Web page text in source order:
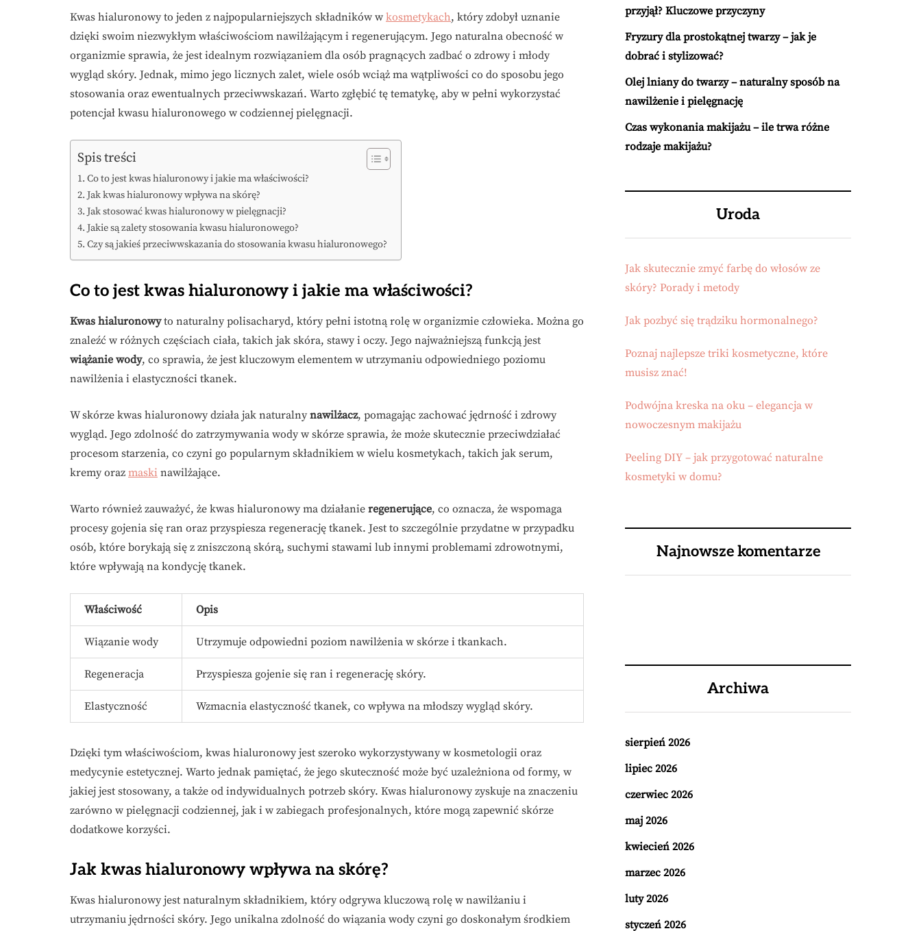
Kwas hialuronowy to jeden z najpopularniejszych składników w kosmetykach, który zdobył uznanie
dzięki swoim niezwykłym właściwościom nawilżającym i regenerującym. Jego naturalna obecność w
organizmie sprawia, że jest idealnym rozwiązaniem dla osób pragnących zadbać o zdrowy i młody
wygląd skóry. Jednak, mimo jego licznych zalet, wiele osób wciąż ma wątpliwości co do sposobu jego
stosowania oraz ewentualnych przeciwwskazań. Warto zgłębić tę tematykę, aby w pełni wykorzystać
potencjał kwasu hialuronowego w codziennej pielęgnacji.
Spis treści
Co to jest kwas hialuronowy i jakie ma właściwości?
Jak kwas hialuronowy wpływa na skórę?
Jak stosować kwas hialuronowy w pielęgnacji?
Jakie są zalety stosowania kwasu hialuronowego?
Czy są jakieś przeciwwskazania do stosowania kwasu hialuronowego?
Co to jest kwas hialuronowy i jakie ma właściwości?
Kwas hialuronowyto naturalny polisacharyd, który pełni istotną rolę w organizmie człowieka. Można go
znaleźć w różnych częściach ciała, takich jak skóra, stawy i oczy. Jego najważniejszą funkcją jest
wiążanie wody, co sprawia, że jest kluczowym elementem w utrzymaniu odpowiedniego poziomu
nawilżenia i elastyczności tkanek.
W skórze kwas hialuronowy działa jak naturalny nawilżacz, pomagając zachować jędrność i zdrowy
wygląd. Jego zdolność do zatrzymywania wody w skórze sprawia, że może skutecznie przeciwdziałać
procesom starzenia, co czyni go popularnym składnikiem w wielu kosmetykach, takich jak serum,
kremy oraz maski nawilżające.
Warto również zauważyć, że kwas hialuronowy ma działanie regenerujące, co oznacza, że wspomaga
procesy gojenia się ran oraz przyspiesza regenerację tkanek. Jest to szczególnie przydatne w przypadku
osób, które borykają się z zniszczoną skórą, suchymi stawami lub innymi problemami zdrowotnymi,
które wpływają na kondycję tkanek.
Właściwość Opis
Wiązanie wody Utrzymuje odpowiedni poziom nawilżenia w skórze i tkankach.
Regeneracja Przyspiesza gojenie się ran i regenerację skóry.
Elastyczność Wzmacnia elastyczność tkanek, co wpływa na młodszy wygląd skóry.
Dzięki tym właściwościom, kwas hialuronowy jest szeroko wykorzystywany w kosmetologii oraz
medycynie estetycznej. Warto jednak pamiętać, że jego skuteczność może być uzależniona od formy, w
jakiej jest stosowany, a także od indywidualnych potrzeb skóry. Kwas hialuronowy zyskuje na znaczeniu
zarówno w pielęgnacji codziennej, jak i w zabiegach profesjonalnych, które mogą zapewnić skórze
dodatkowe korzyści.
Jak kwas hialuronowy wpływa na skórę?
Kwas hialuronowy jest naturalnym składnikiem, który odgrywa kluczową rolę w nawilżaniu i
utrzymaniu jędrności skóry. Jego unikalna zdolność do wiązania wody czyni go doskonałym środkiem
przyjął? Kluczowe przyczyny
Fryzury dla prostokątnej twarzy – jak je
dobrać i stylizować?
Olej lniany do twarzy – naturalny sposób na
nawilżenie i pielęgnację
Czas wykonania makijażu – ile trwa różne
rodzaje makijażu?
Uroda
Jak skutecznie zmyć farbę do włosów ze
skóry? Porady i metody
Jak pozbyć się trądziku hormonalnego?
Poznaj najlepsze triki kosmetyczne, które
musisz znać!
Podwójna kreska na oku – elegancja w
nowoczesnym makijażu
Peeling DIY – jak przygotować naturalne
kosmetyki w domu?
Najnowsze komentarze
Archiwa
sierpień 2026
lipiec 2026
czerwiec 2026
maj 2026
kwiecień 2026
marzec 2026
luty 2026
styczeń 2026